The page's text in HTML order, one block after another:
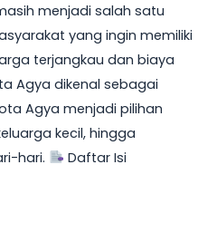
menjadi salah satu
yang ingin memiliki
terjangkau dan biaya
Agya dikenal sebagai
Agya menjadi pilihan
kecil, hingga
hari.
Daftar Isi